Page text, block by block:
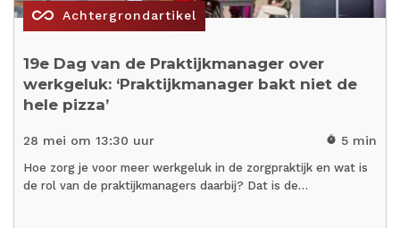
all_inclusive Achtergrondartikel
19e Dag van de Praktijkmanager over
werkgeluk: ‘Praktijkmanager bakt niet de
hele pizza’
28 mei om 13:30 uur timer 5 min
Hoe zorg je voor meer werkgeluk in de zorgpraktijk en wat is
de rol van de praktijkmanagers daarbij? Dat is de…